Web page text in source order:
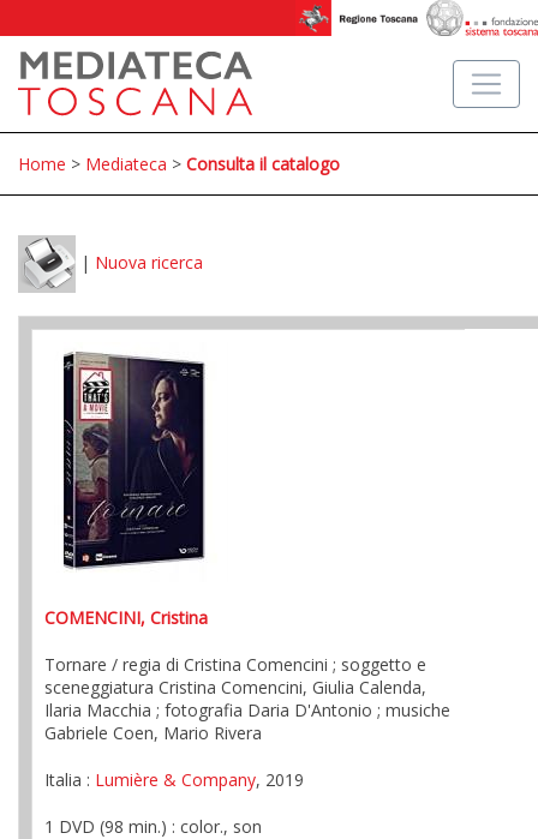
Home > Mediateca > Consulta il catalogo
| Nuova ricerca
COMENCINI, Cristina
Tornare / regia di Cristina Comencini ; soggetto e
sceneggiatura Cristina Comencini, Giulia Calenda,
Ilaria Macchia ; fotografia Daria D'Antonio ; musiche
Gabriele Coen, Mario Rivera
Italia : Lumière & Company, 2019
1 DVD (98 min.) : color., son